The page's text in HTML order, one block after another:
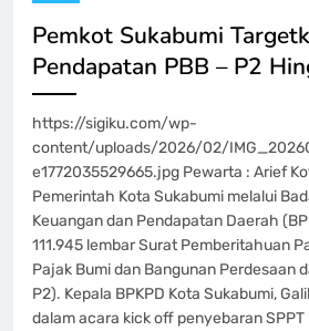
Pemkot Sukabumi
Pendapatan PBB – P2
https://sigiku.com/wp-
content/uploads/2026/02/
e1772035529665.jpg Pewarta : Arief
Pemerintah Kota Sukabumi melalui
Keuangan dan Pendapatan Daerah
111.945 lembar Surat Pemberitahuan
Pajak Bumi dan Bangunan Perdesaan
P2). Kepala BPKPD Kota Sukabumi,
dalam acara kick off penyebaran SPPT